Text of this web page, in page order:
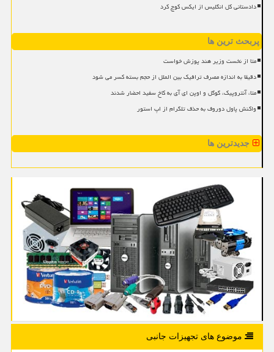
دادستانی کل انگلیس از ایکس کوچ کرد
پربحث ترین ها
متا از نخست وزیر هند پوزش خواست
دقیقا به اندازه مصرف ترافیک بین الملل از حجم بسته کسر می شود
متا، آنتروپیک، گوگل و اوپن ای آی به کاخ سفید احضار شدند
واکنش پاول دوروف به حذف تلگرام از اپ استور
جدیدترین ها
موضوع های تجهیزات جانبی